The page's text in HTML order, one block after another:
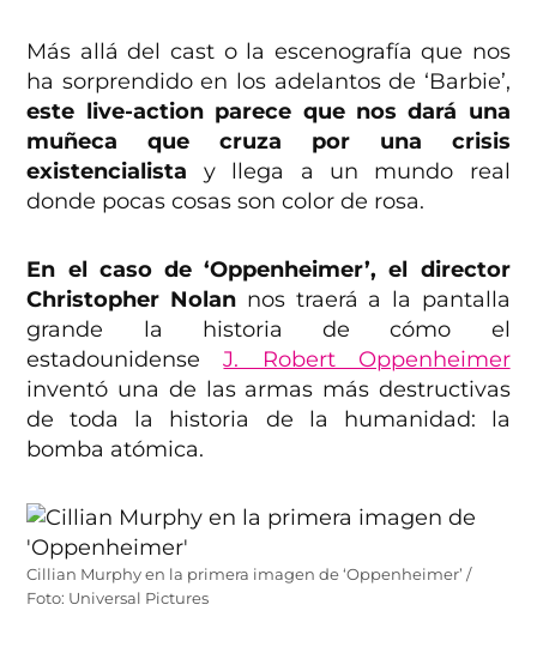
Más allá del cast o la escenografía que nos
ha sorprendido en los adelantos de ‘Barbie’,
este live-action parece que nos dará una
muñeca que cruza por una crisis
existencialista y llega a un mundo real
donde pocas cosas son color de rosa.
En el caso de ‘Oppenheimer’, el director
Christopher Nolan nos traerá a la pantalla
grande la historia de cómo el
estadounidenseJ. Robert Oppenheimer
inventó una de las armas más destructivas
de toda la historia de la humanidad: la
bomba atómica.
Cillian Murphy en la primera imagen de ‘Oppenheimer’ /
Foto: Universal Pictures